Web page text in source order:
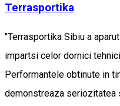
Terrasportika
"Terrasportika Sibiu a
impartsi celor dornici
Performantele obtinute in
demonstreaza seriozitatea